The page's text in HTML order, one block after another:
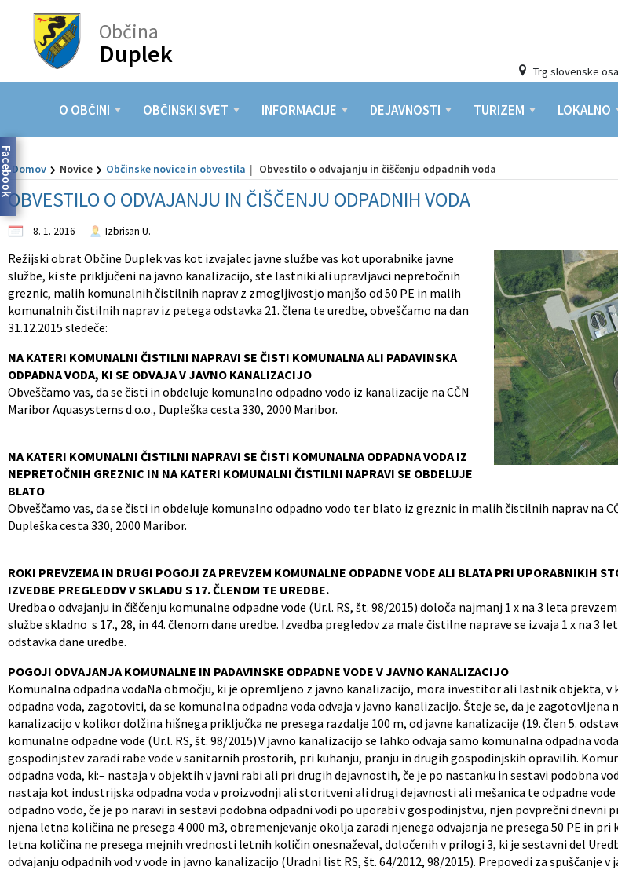
Občina
Duplek
Trg slovenske
O OBČINI OBČINSKI SVET INFORMACIJE DEJAVNOSTI TURIZEM LOKALNO
FacebookDomov Novice Občinske novice in obvestila Obvestilo o odvajanju in čiščenju odpadnih voda
OBVESTILO O ODVAJANJU IN ČIŠČENJU ODPADNIH VODA
8. 1. 2016 Izbrisan U.
Režijski obrat Občine Duplek vas kot izvajalec javne službe vas kot uporabnike javne
službe, ki ste priključeni na javno kanalizacijo, ste lastniki ali upravljavci nepretočnih
greznic, malih komunalnih čistilnih naprav z zmogljivostjo manjšo od 50 PE in malih
komunalnih čistilnih naprav iz petega odstavka 21. člena te uredbe, obveščamo na dan
31.12.2015 sledeče:
NA KATERI KOMUNALNI ČISTILNI NAPRAVI SE ČISTI KOMUNALNA ALI PADAVINSKA
ODPADNA VODA, KI SE ODVAJA V JAVNO KANALIZACIJO
Obveščamo vas, da se čisti in obdeluje komunalno odpadno vodo iz kanalizacije na CČN
Maribor Aquasystems d.o.o., Dupleška cesta 330, 2000 Maribor.
NA KATERI KOMUNALNI ČISTILNI NAPRAVI SE ČISTI KOMUNALNA ODPADNA VODA IZ
NEPRETOČNIH GREZNIC IN NA KATERI KOMUNALNI ČISTILNI NAPRAVI SE OBDELUJE
BLATO
Obveščamo vas, da se čisti in obdeluje komunalno odpadno vodo ter blato iz greznic in malih čistilnih naprav na
Dupleška cesta 330, 2000 Maribor.
ROKI PREVZEMA IN DRUGI POGOJI ZA PREVZEM KOMUNALNE ODPADNE VODE ALI BLATA PRI UPORABNIKIH
IZVEDBE PREGLEDOV V SKLADU S 17. ČLENOM TE UREDBE.
Uredba o odvajanju in čiščenju komunalne odpadne vode (Ur.l. RS, št. 98/2015) določa najmanj 1 x na 3 leta
službe skladno s 17., 28, in 44. členom dane uredbe. Izvedba pregledov za male čistilne naprave se izvaja 1 x na 3
odstavka dane uredbe.
POGOJI ODVAJANJA KOMUNALNE IN PADAVINSKE ODPADNE VODE V JAVNO KANALIZACIJO
Komunalna odpadna vodaNa območju, ki je opremljeno z javno kanalizacijo, mora investitor ali lastnik objekta,
odpadna voda, zagotoviti, da se komunalna odpadna voda odvaja v javno kanalizacijo. Šteje se, da je
kanalizacijo v kolikor dolžina hišnega priključka ne presega razdalje 100 m, od javne kanalizacije (19. člen 5.
komunalne odpadne vode (Ur.l. RS, št. 98/2015).V javno kanalizacijo se lahko odvaja samo komunalna odpadna
gospodinjstev zaradi rabe vode v sanitarnih prostorih, pri kuhanju, pranju in drugih gospodinjskih opravilih.
odpadna voda, ki:– nastaja v objektih v javni rabi ali pri drugih dejavnostih, če je po nastanku in sestavi podobna
nastaja kot industrijska odpadna voda v proizvodnji ali storitveni ali drugi dejavnosti ali mešanica te odpadne
odpadno vodo, če je po naravi in sestavi podobna odpadni vodi po uporabi v gospodinjstvu, njen povprečni dnevni
njena letna količina ne presega 4 000 m3, obremenjevanje okolja zaradi njenega odvajanja ne presega 50 PE in
letna količina ne presega mejnih vrednosti letnih količin onesnaževal, določenih v prilogi 3, ki je sestavni del
odvajanju odpadnih vod v vode in javno kanalizacijo (Uradni list RS, št. 64/2012, 98/2015). Prepovedi za spuščanje
O OBČINI
Župan
Podžupani
Občinska uprava
Nadzorni odbor
Civilna zaščita
Svet za preventivo in vzgojo v cestnem prometu
Občinski nagrajenci
Vaške skupnosti
Uradne ure
Vizitka
OBČINSKI SVET
Pristojnosti
Seje občinskega sveta
Poslovnik
Odbori in komisije
INFORMACIJE
Javni razpisi in javne objave
Predpisi
Informacije javnega značaja
Seznanitev z obdelavo osebnih podatkov
Integriteta in preprečevanje korupcije
Investicije in projekti
Proračun občine
Lokalne volitve
Prostorski akti občine
Kohezijski projekti
DEJAVNOSTI
Šolstvo
Predšolska vzgoja
Šport
Zdravstvo in socialno varstvo
Gospodarstvo in kmetijstvo
TURIZEM
Gostinstvo
Lokalna ponudba
Vurko fest
LOKALNO
Javni zavodi
Društva
Gospodarski subjekti
Lokacije defibrilatorjev (AED)
NOVICE
Dogodki in prireditve
Lokalni utrip
Zapore cest
Občinsko glasilo
Za pričetek iskanja kliknite na puščico >